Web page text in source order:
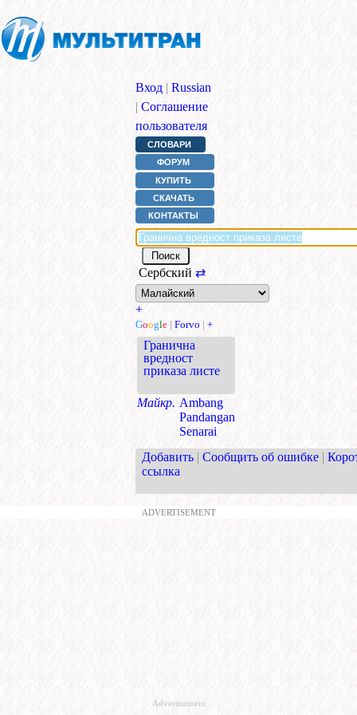
Вход | Russian
| Соглашение
пользователя
СЛОВАРИ
ФОРУМ
КУПИТЬ
СКАЧАТЬ
КОНТАКТЫ
Сербский ⇄
+
Google | Forvo | +
Гранична
вредност
приказа листе
Майкр. Ambang
Pandangan
Senarai
Добавить | Сообщить об ошибке |
ссылка
ADVERTISEMENT
Advertisement